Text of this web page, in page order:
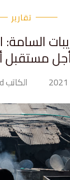
تقارير
مستقبل
الكاتب Tiny Hand